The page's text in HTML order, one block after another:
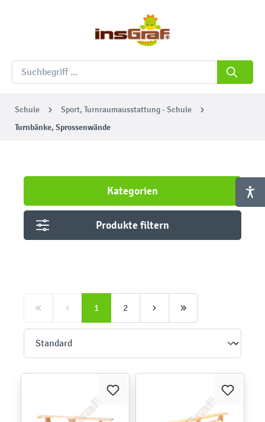
Schule Sport, Turnraumausstattung - Schule
Turnbänke, Sprossenwände
Kategorien
Produkte filtern
1 2